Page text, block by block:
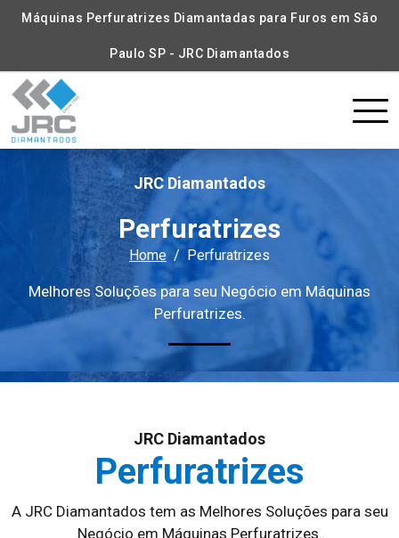
Máquinas Perfuratrizes Diamantadas para Furos em São
Paulo SP - JRC Diamantados
JRC Diamantados
Perfuratrizes
Home Perfuratrizes
Melhores Soluções para seu Negócio em Máquinas
Perfuratrizes.
JRC Diamantados
Perfuratrizes
A JRC Diamantados tem as Melhores Soluções para seu
Negócio em Máquinas Perfuratrizes.